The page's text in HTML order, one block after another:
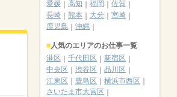
愛媛
高知 福岡
佐賀
長崎
熊本 大分
宮崎
鹿児島
沖縄
人気のエリアのお仕事一覧
港区
千代田区
新宿区
中央区
渋谷区
品川区
江東区
豊島区
横浜市西区
さいたま市大宮区